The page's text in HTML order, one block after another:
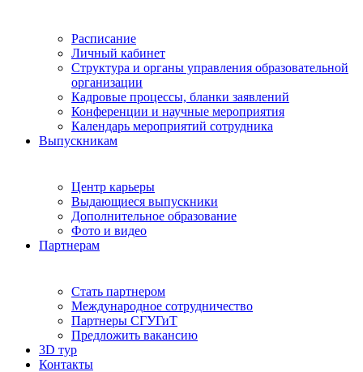
Расписание
Личный кабинет
Структура и органы управления образовательной
организации
Кадровые процессы, бланки заявлений
Конференции и научные мероприятия
Календарь мероприятий сотрудника
Выпускникам
Центр карьеры
Выдающиеся выпускники
Дополнительное образование
Фото и видео
Партнерам
Стать партнером
Международное сотрудничество
Партнеры СГУГиТ
Предложить вакансию
3D тур
Контакты